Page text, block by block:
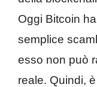
Oggi Bitcoin
semplice
esso non può
reale. Quindi,